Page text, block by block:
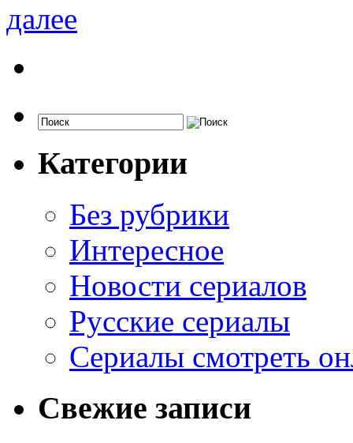
далее
Категории
Без рубрики
Интересное
Новости сериалов
Русские сериалы
Сериалы смотреть
Свежие записи